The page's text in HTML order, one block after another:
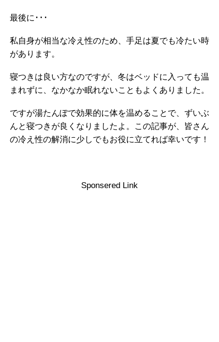
最後に･･･
私自身が相当な冷え性のため、手足は夏でも冷たい時
があります。
寝つきは良い方なのですが、冬はベッドに入っても温
まれずに、なかなか眠れないこともよくありました。
ですが湯たんぽで効果的に体を温めることで、ずいぶ
んと寝つきが良くなりましたよ。この記事が、皆さん
の冷え性の解消に少しでもお役に立てれば幸いです！
Sponsered Link